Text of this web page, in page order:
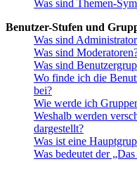
Was sind Themen-
Benutzer-Stufen und
Was sind
Was sind
Was sind
Wo finde ich die
bei?
Wie werde ich
Weshalb werden
dargestellt?
Was ist eine
Was bedeutet der